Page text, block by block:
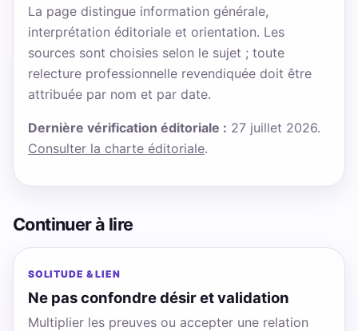
La page distingue information générale,
interprétation éditoriale et orientation. Les
sources sont choisies selon le sujet ; toute
relecture professionnelle revendiquée doit être
attribuée par nom et par date.
Dernière vérification éditoriale : 27 juillet 2026.
Consulter la charte éditoriale.
Continuer à lire
SOLITUDE & LIEN
Ne pas confondre désir et validation
Multiplier les preuves ou accepter une relation